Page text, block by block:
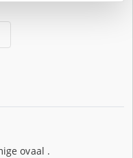
ovaal .